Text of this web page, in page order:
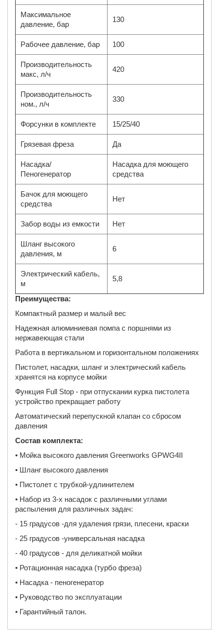
Максимальное
давление, бар
130
Рабочее давление, бар 100
Производительность
макс, л/ч
420
Производительность
ном., л/ч
330
Форсунки в комплекте 15/25/40
Грязевая фреза Да
Насадка/
Пеногенератор
Насадка для моющего
средства
Бачок для моющего
средства
Нет
Забор воды из емкости Нет
Шланг высокого
давления, м
6
Электрический кабель,
м
5,8
Преимущества:
Компактный размер и малый вес
Надежная алюминиевая помпа с поршнями из
нержавеющая стали
Работа в вертикальном и горизонтальном положениях
Пистолет, насадки, шланг и электрический кабель
хранятся на корпусе мойки
Функция Full Stop - при отпускании курка пистолета
устройство прекращает работу
Автоматический перепускной клапан со сбросом
давления
Состав комплекта:
• Мойка высокого давления Greenworks GPWG4II
• Шланг высокого давления
• Пистолет с трубкой-удлинителем
• Набор из 3-х насадок с различными углами
распыления для различных задач:
- 15 градусов -для удаления грязи, плесени, краски
- 25 градусов -универсальная насадка
- 40 градусов - для деликатной мойки
• Ротационная насадка (турбо фреза)
• Насадка - пеногенератор
• Руководство по эксплуатации
• Гарантийный талон.